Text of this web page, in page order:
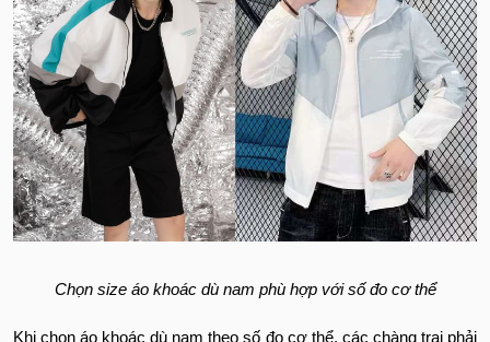
Chọn size áo khoác dù nam phù hợp với số đo cơ thể
Khi chọn áo khoác dù nam theo số đo cơ thể, các chàng trai phải